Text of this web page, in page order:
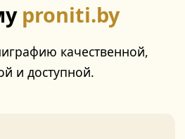
proniti.by
качественной,
и доступной.